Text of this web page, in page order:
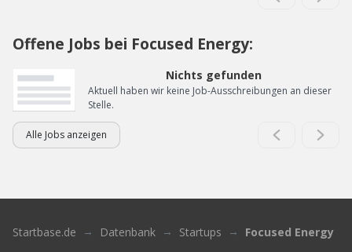
Offene Jobs bei Focused Energy:
Nichts gefunden
Aktuell haben wir keine Job-Ausschreibungen an dieser
Stelle.
Alle Jobs anzeigen
Startbase.de Datenbank Startups Focused Energy